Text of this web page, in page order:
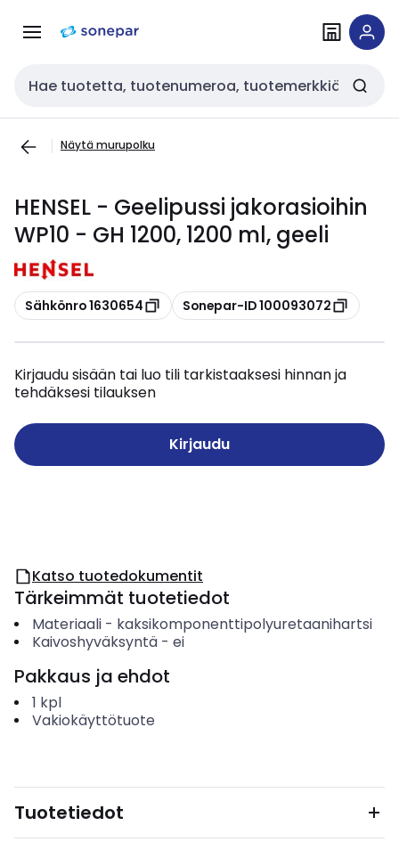
navigointiinsisältöön
Haku
Näytä murupolku
HENSEL - Geelipussi jakorasioihin
WP10 - GH 1200, 1200 ml, geeli
Kopioi
Sähkönro 1630654 Kopioi
Sonepar-ID 100093072
Kirjaudu sisään tai luo tili tarkistaaksesi hinnan ja
tehdäksesi tilauksen
Kirjaudu
Katso tuotedokumentit
Tärkeimmät tuotetiedot
Materiaali- kaksikomponenttipolyuretaanihartsi
Kaivoshyväksyntä- ei
Pakkaus ja ehdot
1 kpl
Vakiokäyttötuote
Tuotetiedot